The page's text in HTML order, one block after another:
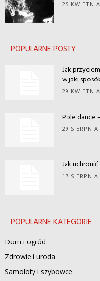
25
POPULARNE POSTY
Jak
w jaki
29
Pole dance
29 SIERPNIA
Jak
17 SIERPNIA
POPULARNE KATEGORIE
Dom i ogród
Zdrowie i uroda
Samoloty i szybowce